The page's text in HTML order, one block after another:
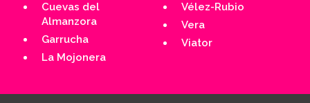
Cuevas del
Almanzora
Garrucha
La Mojonera
Vélez-Rubio
Vera
Viator